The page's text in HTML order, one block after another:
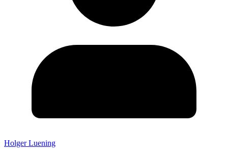
Holger Luening